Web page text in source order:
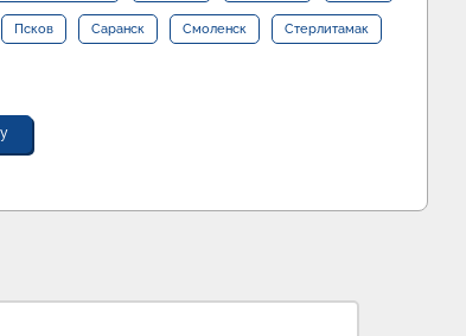
Псков Саранск Смоленск Стерлитамак